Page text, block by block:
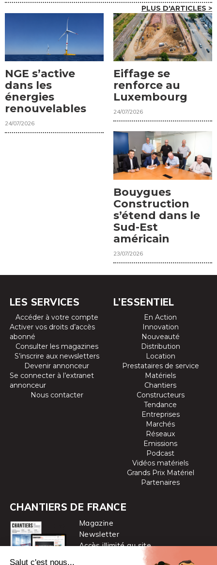
PLUS D'ARTICLES >
NGE s’active
dans les
énergies
renouvelables
24/07/2026
Eiffage se
renforce au
Luxembourg
24/07/2026
Bouygues
Construction
s’étend dans le
Sud-Est
américain
23/07/2026
LES SERVICES
Accéder à votre compte
Activer vos droits d’accès
abonné
Consulter les magazines
S’inscrire aux newsletters
Devenir annonceur
Se connecter à l’extranet
annonceur
Nous contacter
L’ESSENTIEL
En Action
Innovation
Nouveauté
Distribution
Location
Prestataires de service
Matériels
Chantiers
Constructeurs
Tendance
Entreprises
Marchés
Réseaux
Emissions
Podcast
Vidéos matériels
Grands Prix Matériel
Partenaires
CHANTIERS DE FRANCE
Magazine
Newsletter
Accès illimité au site